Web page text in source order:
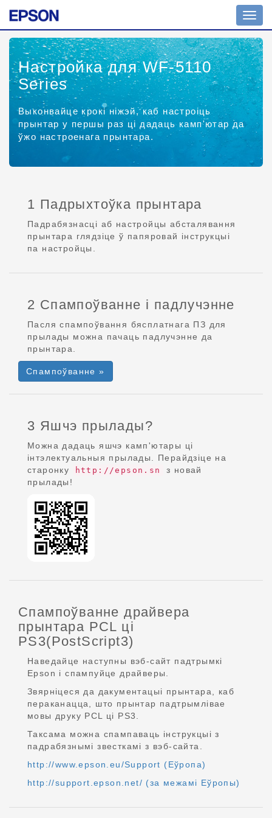
Настройка для WF-5110
Series
Выконвайце крокі ніжэй, каб настроіць
прынтар у першы раз ці дадаць камп'ютар да
ўжо настроенага прынтара.
1 Падрыхтоўка прынтара
Падрабязнасці аб настройцы абсталявання
прынтара глядзіце ў папяровай інструкцыі
па настройцы.
2 Спампоўванне і падлучэнне
Пасля спампоўвання бясплатнага ПЗ для
прылады можна пачаць падлучэнне да
прынтара.
Спампоўванне »
3 Яшчэ прылады?
Можна дадаць яшчэ камп'ютары ці
інтэлектуальныя прылады. Перайдзіце на
старонку
http://epson.sn
з новай
прылады!
Спампоўванне драйвера
прынтара PCL ці
PS3(PostScript3)
Наведайце наступны вэб-сайт падтрымкі
Epson і спампуйце драйверы.
Звярніцеся да дакументацыі прынтара, каб
пераканацца, што прынтар падтрымлівае
мовы друку PCL ці PS3.
Таксама можна спампаваць інструкцыі з
падрабязнымі звесткамі з вэб-сайта.
http://www.epson.eu/Support (Еўропа)
http://support.epson.net/ (за межамі Еўропы)